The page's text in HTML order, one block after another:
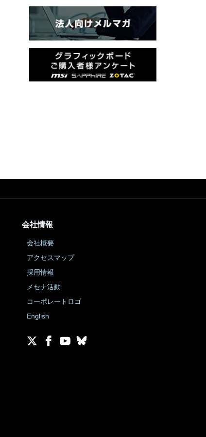
会社情報
会社概要
アクセスマップ
採用情報
メセナ活動
コーポレートロゴ
English